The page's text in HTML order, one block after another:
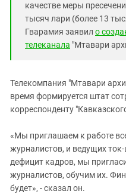
качестве меры
тысяч лари (более 13
Гварамия заявил о
телеканала "Мтавари
Телекомпания "Мтавари
время формируется штат
корреспонденту
«Мы приглашаем к работе
журналистов, и ведущих
дефицит кадров, мы
журналистов, обучим их.
будет», - сказал он.